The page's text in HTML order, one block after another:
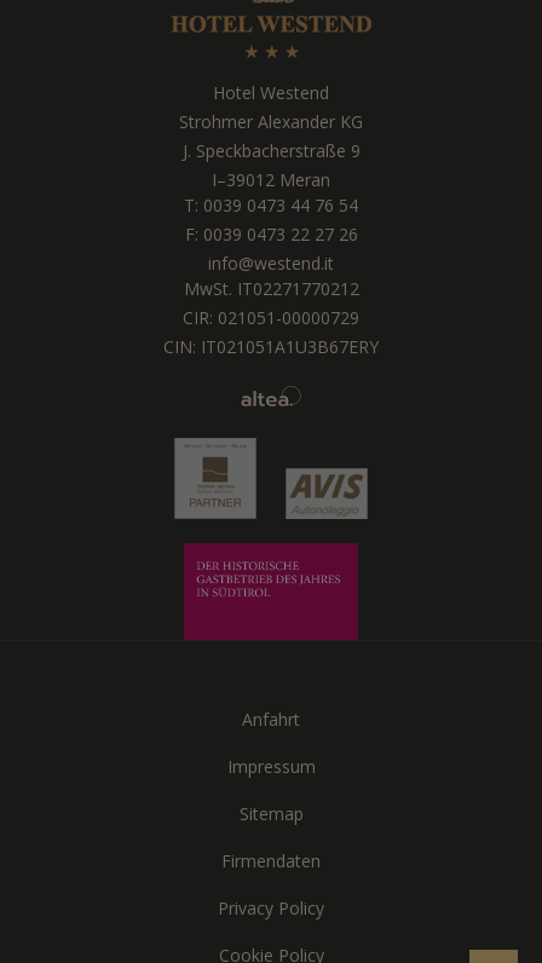
Hotel Westend
Strohmer Alexander KG
J. Speckbacherstraße 9
I–39012 Meran
T: 0039 0473 44 76 54
F: 0039 0473 22 27 26
info@westend.it
MwSt. IT02271770212
CIR: 021051-00000729
CIN: IT021051A1U3B67ERY
Anfahrt
Impressum
Sitemap
Firmendaten
Privacy Policy
Cookie Policy